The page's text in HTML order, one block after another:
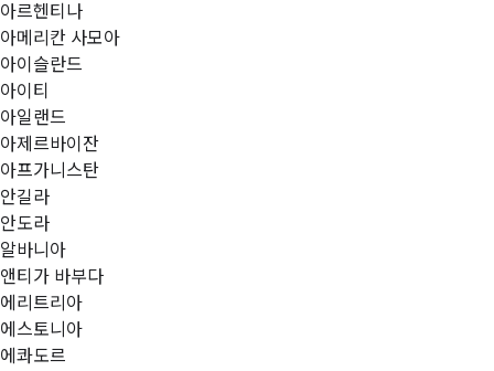
아르헨티나
아메리칸 사모아
아이슬란드
아이티
아일랜드
아제르바이잔
아프가니스탄
안길라
안도라
알바니아
앤티가 바부다
에리트리아
에스토니아
에콰도르